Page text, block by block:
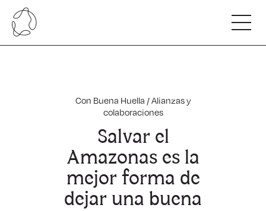
Beneficios de nuestro servicio
Carta de servicios
Hablan de nosotros
Capacitamos
Escuela Regenerativa Competitiva.
Programas para profesionales.
Con Buena Huella
Con Buena Huella /Alianzas y
colaboraciones
Salvar el
Amazonas es la
mejor forma de
dejar una buena